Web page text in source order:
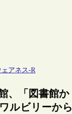
アネス-R
、「図書館か
ルビリーから